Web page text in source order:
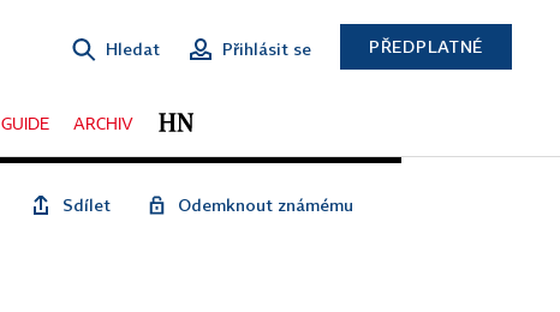
Hledat Přihlásit se PŘEDPLATNÉ
GUIDE ARCHIV
Sdílet Odemknout známému